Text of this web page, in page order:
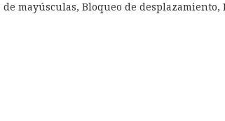
mayúsculas, Bloqueo de desplazamiento,